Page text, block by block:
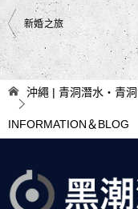
文
章
導
覽
新婚之旅
沖繩 | 青洞潛水・青
INFORMATION＆BLOG